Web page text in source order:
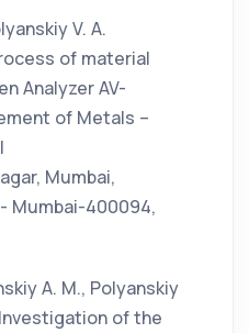
V. A.
of material
Analyzer AV-
of Metals –
Mumbai,
Mumbai-400094,
A. M., Polyanskiy
Investigation of the